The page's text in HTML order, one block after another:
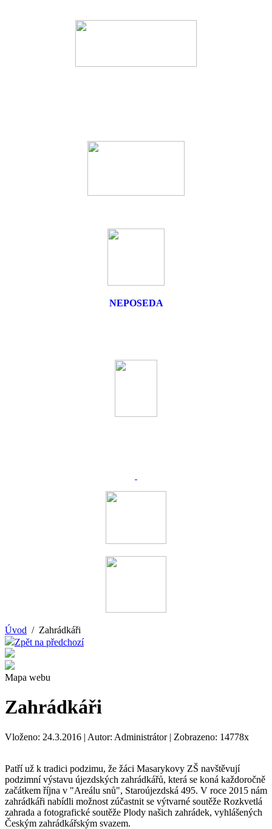
NEPOSEDA
Úvod / Zahrádkáři
Zpět na předchozí
Mapa webu
Zahrádkáři
Vloženo: 24.3.2016 | Autor: Administrátor | Zobrazeno: 14778x
Patří už k tradici podzimu, že žáci Masarykovy ZŠ navštěvují
podzimní výstavu újezdských zahrádkářů, která se koná každoročně
začátkem října v "Areálu snů", Staroújezdská 495. V roce 2015 nám
zahrádkáři nabídli možnost zúčastnit se výtvarné soutěže Rozkvetlá
zahrada a fotografické soutěže Plody našich zahrádek, vyhlášených
Českým zahrádkářským svazem.